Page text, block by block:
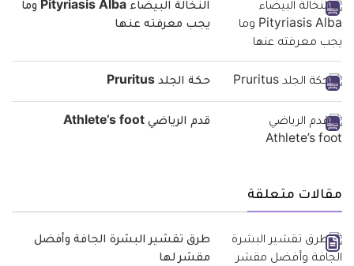
النخالة البيضاء Pityriasis Alba وما
يجب معرفته عنها
حكة الجلد Pruritus
قدم الرياضي Athlete’s foot
مقالات متعلقة
طرق تقشير البشرة الجافة وأفضل
مقشر لها